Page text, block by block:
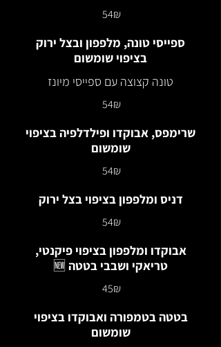
‏54 ‏₪
ספייסי טונה, מלפפון ובצל ירוק
בציפוי שומשום
טונה קצוצה עם ספייסי מיונז
‏54 ‏₪
שרימפס, אבוקדו ופילדלפיה בציפוי
שומשום
‏54 ‏₪
דניס ומלפפון בציפוי בצל ירוק
‏54 ‏₪
אבוקדו ומלפפון בציפוי פיקנטי,
טריאקי ושבבי בטטה 🆕
‏45 ‏₪
בטטה בטמפורה ואבוקדו בציפוי
שומשום